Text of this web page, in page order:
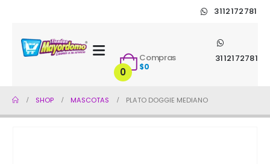
3112172781
3112172781
0
Compras
$0
SHOP MASCOTAS PLATO DOGGIE MEDIANO